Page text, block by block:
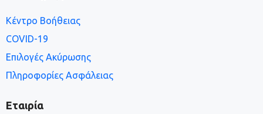
Κέντρο Βοήθειας
COVID-19
Επιλογές Ακύρωσης
Πληροφορίες Ασφάλειας
Εταιρία